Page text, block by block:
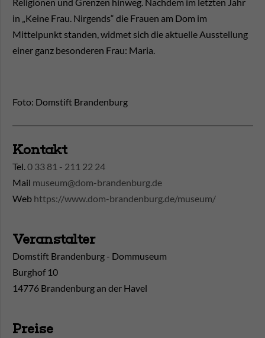
Religionen und Grenzen hinweg. Nachdem im letzten Jahr
in „Keine Frau. Nirgends“ die Frauen am Dom im
Mittelpunkt standen, widmet sich die aktuelle Ausstellung
einer ganz besonderen Frau: Maria.
Foto: Domstift Brandenburg
Kontakt
Tel.0 33 81 - 211 22 24
Mail museum@dom-brandenburg.de
Web https://www.dom-brandenburg.de/museum/
Veranstalter
Domstift Brandenburg - Dommuseum
Burghof 10
14776 Brandenburg an der Havel
Preise